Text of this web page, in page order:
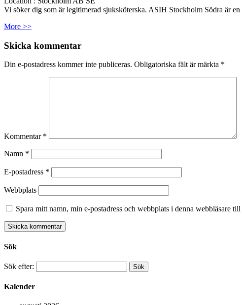
Vi söker dig som är legitimerad sjuksköterska. ASIH Stockholm Södra är
More >>
Skicka kommentar
Din e-postadress kommer inte publiceras. Obligatoriska fält är märkta *
Kommentar *
Namn *
E-postadress *
Webbplats
Spara mitt namn, min e-postadress och webbplats i denna webbläsare
Sök
Sök efter:
Kalender